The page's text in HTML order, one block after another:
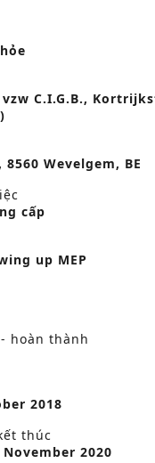
C.I.G.B.,
8560 Wevelgem, BE
cấp
up MEP
hoàn thành
2018
thúc
2020